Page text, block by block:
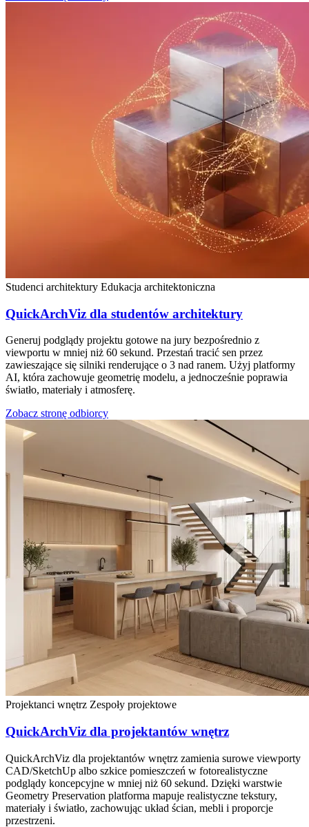
Studenci architektury Edukacja architektoniczna
QuickArchViz dla studentów architektury
Generuj podglądy projektu gotowe na jury bezpośrednio z
viewportu w mniej niż 60 sekund. Przestań tracić sen przez
zawieszające się silniki renderujące o 3 nad ranem. Użyj platformy
AI, która zachowuje geometrię modelu, a jednocześnie poprawia
światło, materiały i atmosferę.
Zobacz stronę odbiorcy
Projektanci wnętrz Zespoły projektowe
QuickArchViz dla projektantów wnętrz
QuickArchViz dla projektantów wnętrz zamienia surowe viewporty
CAD/SketchUp albo szkice pomieszczeń w fotorealistyczne
podglądy koncepcyjne w mniej niż 60 sekund. Dzięki warstwie
Geometry Preservation platforma mapuje realistyczne tekstury,
materiały i światło, zachowując układ ścian, mebli i proporcje
przestrzeni.